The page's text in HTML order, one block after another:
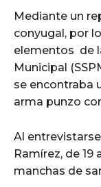
Mediante un
conyugal, por
elementos de
Municipal
se encontraba
arma punzo
Al
Ramírez, de
manchas de